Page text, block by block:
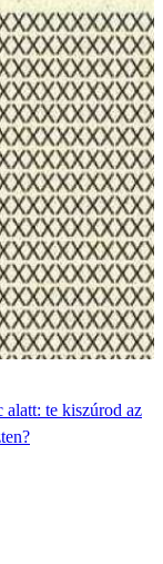
alatt: te kiszúrod az